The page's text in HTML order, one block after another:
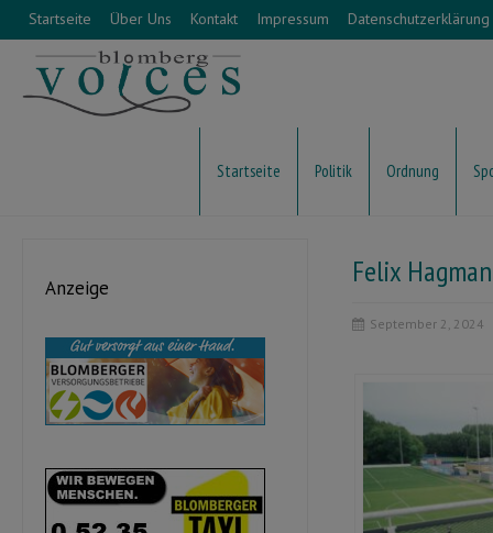
Startseite Über Uns Kontakt Impressum Datenschutzerklärung
Startseite Politik Ordnung
Felix
September 2, 2024
Anzeige